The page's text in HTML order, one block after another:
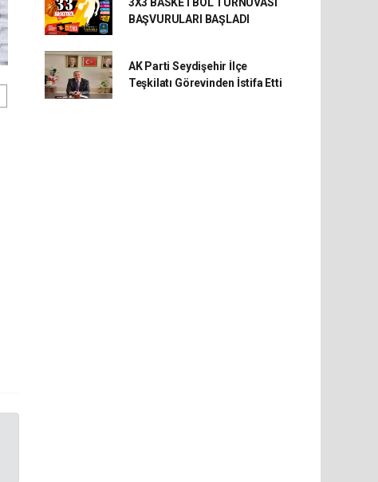
BAŞVURULARI BAŞLADI
AK Parti Seydişehir İlçe
Teşkilatı Görevinden İstifa Etti